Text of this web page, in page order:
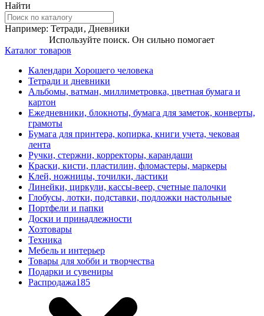
Найти
Например: Тетради, Дневники
Используйте поиск. Он сильно помогает
Каталог товаров
Календари Хорошего человека
Тетради и дневники
Альбомы, ватман, миллиметровка, цветная бумага и
картон
Ежедневники, блокноты, бумага для заметок, конверты,
грамоты
Бумага для принтера, копирка, книги учета, чековая
лента
Ручки, стержни, корректоры, карандаши
Краски, кисти, пластилин, фломастеры, маркеры
Клей, ножницы, точилки, ластики
Линейки, циркули, кассы-веер, счетные палочки
Глобусы, лотки, подставки, подложки настольные
Портфели и папки
Доски и принадлежности
Хозтовары
Техника
Мебель и интерьер
Товары для хобби и творчества
Подарки и сувениры
Распродажа185